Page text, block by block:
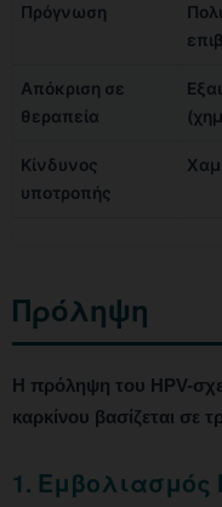
Πρόγνωση
Απόκριση σε
θεραπεία
Κίνδυνος
υποτροπής
Πρόληψη
Η πρόληψη του HPV-
καρκίνου βασίζεται σε
1. Εμβολιασμός